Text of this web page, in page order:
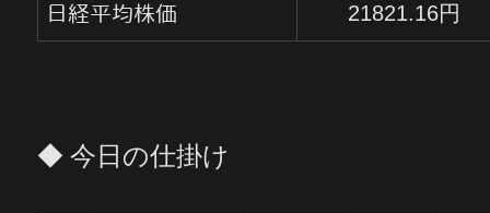
日経平均株価 21821.16円
◆ 今日の仕掛け